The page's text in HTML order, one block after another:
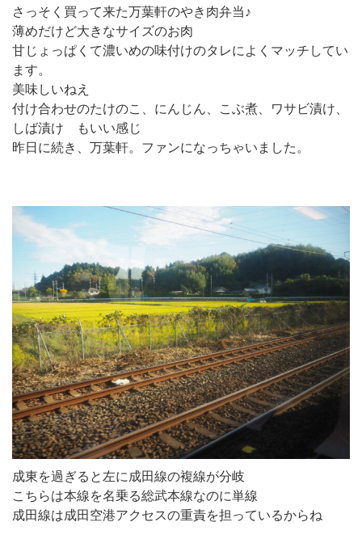
さっそく買って来た万葉軒のやき肉弁当♪
薄めだけど大きなサイズのお肉
甘じょっぱくて濃いめの味付けのタレによくマッチしてい
ます。
美味しいねえ
付け合わせのたけのこ、にんじん、こぶ煮、ワサビ漬け、
しば漬け もいい感じ
昨日に続き、万葉軒。ファンになっちゃいました。
成東を過ぎると左に成田線の複線が分岐
こちらは本線を名乗る総武本線なのに単線
成田線は成田空港アクセスの重責を担っているからね